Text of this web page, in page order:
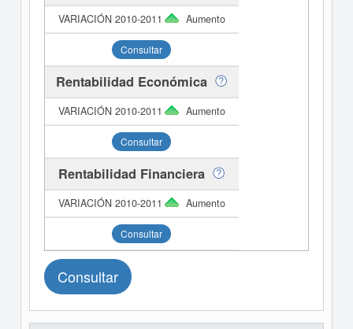
Aumento
Consultar
Rentabilidad Económica
Aumento
Consultar
Rentabilidad Financiera
Aumento
Consultar
Consultar